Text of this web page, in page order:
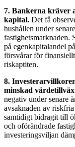
7. Bankerna kräver
kapital. Det få
hushållen under
fastighetsmarknaden.
på egenkapitalandel
försvårar för
riskaptiten.
8.
minskad
negativ under senare
avsaknaden av
samtidigt bidragit till
och oförändrade
investeringsviljan